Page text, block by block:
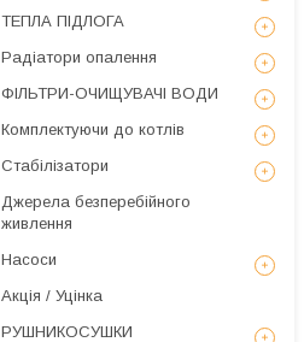
ТЕПЛА ПІДЛОГА
Радіатори опалення
ФІЛЬТРИ-ОЧИЩУВАЧІ ВОДИ
Комплектуючи до котлів
Стабілізатори
Джерела безперебійного
живлення
Насоси
Акція / Уцінка
РУШНИКОСУШКИ